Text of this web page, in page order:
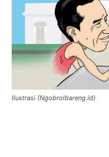
Ilustrasi (Ngobrolbareng.id)